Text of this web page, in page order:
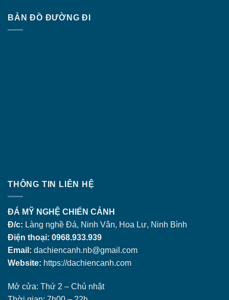
BẢN ĐỒ ĐƯỜNG ĐI
THÔNG TIN LIÊN HỆ
ĐÁ MỸ NGHỆ CHIẾN CẢNH
Đ/c: Làng nghề Đá, Ninh Vân, Hoa Lư, Ninh Bình
Điện thoại: 0968.933.939
Email: dachiencanh.nb@gmail.com
Website: https://dachiencanh.com
Mở cửa: Thứ 2 – Chủ nhật